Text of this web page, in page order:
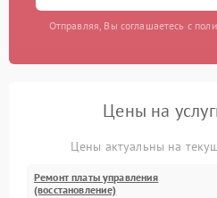
Отправляя, Вы соглашаетесь с
Цены на
Цены актуальны на
Ремонт платы управления
(восстановление)